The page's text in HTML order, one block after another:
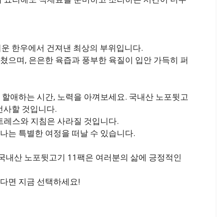
한우에서 건져낸 최상의 부위입니다.
으며, 은은한 육즙과 풍부한 육질이 입안 가득히 퍼
애하는 시간, 노력을 아껴보세요. 국내산 노포뒷고
할 것입니다.
스와 지침은 사라질 것입니다.
는 특별한 여정을 떠날 수 있습니다.
내산 노포뒷고기 11팩은 여러분의 삶에 긍정적인
면 지금 선택하세요!